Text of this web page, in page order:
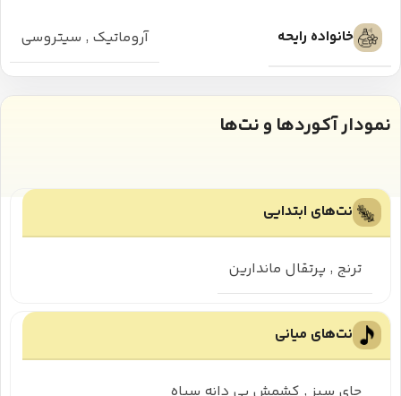
خانواده رایحه آروماتیک , سیتروسی
نمودار آکوردها و نت‌ها
نت‌های ابتدایی
ترنج , پرتقال ماندارین
نت‌های میانی